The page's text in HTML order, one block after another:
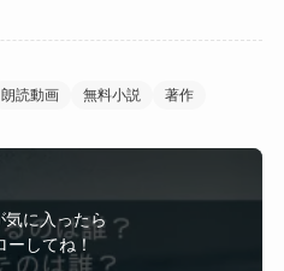
朗読動画 無料小説 著作
気に入ったら
ーしてね！